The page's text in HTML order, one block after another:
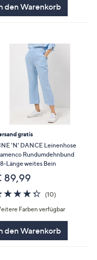
den Warenkorb
gratis
'N' DANCE Leinenhose
Rundumdehnbund
Länge weites Bein
89,99
4.3
von
5
(10)10
Farben verfügbar
den Warenkorb